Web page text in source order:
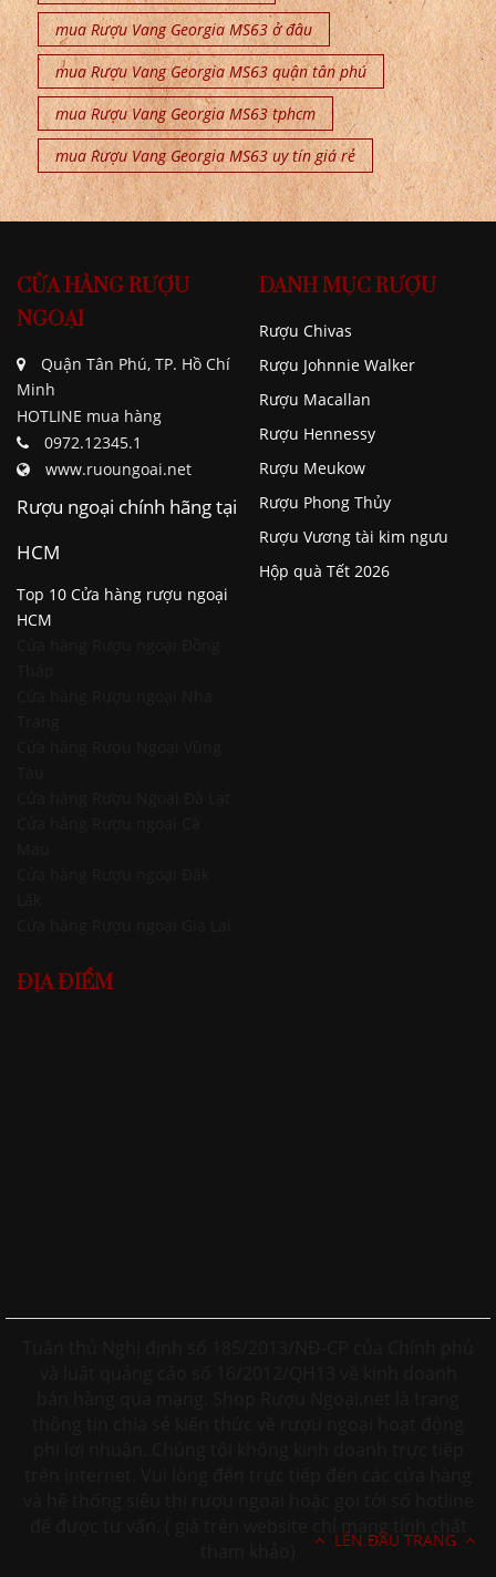
mua Rượu Vang Georgia MS63 ở đâu
mua Rượu Vang Georgia MS63 quận tân phú
mua Rượu Vang Georgia MS63 tphcm
mua Rượu Vang Georgia MS63 uy tín giá rẻ
LÊN ĐẦU TRANG
CỬA HÀNG RƯỢU
NGOẠI
Quận Tân Phú, TP. Hồ Chí
Minh
HOTLINE mua hàng
0972.12345.1
www.ruoungoai.net
Rượu ngoại chính hãng tại
HCM
Top 10 Cửa hàng rượu ngoại
HCM
DANH MỤC RƯỢU
Rượu Chivas
Rượu Johnnie Walker
Rượu Macallan
Rượu Hennessy
Rượu Meukow
Rượu Phong Thủy
Rượu Vương tài kim ngưu
Hộp quà Tết 2026
ĐỊA ĐIỂM
để được tư vấn. ( giá trên website chỉ mang tính chất